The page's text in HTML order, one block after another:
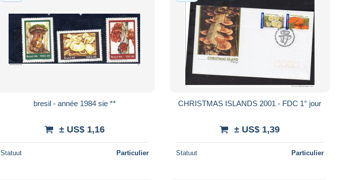
bresil - année 1984 sie **
± US$ 1,16
Statuut Particulier
CHRISTMAS ISLANDS 2001 - FDC 1° jour
± US$ 1,39
Statuut Particulier